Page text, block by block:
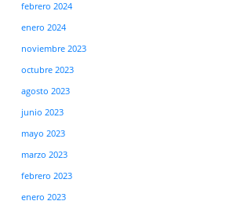
febrero 2024
enero 2024
noviembre 2023
octubre 2023
agosto 2023
junio 2023
mayo 2023
marzo 2023
febrero 2023
enero 2023